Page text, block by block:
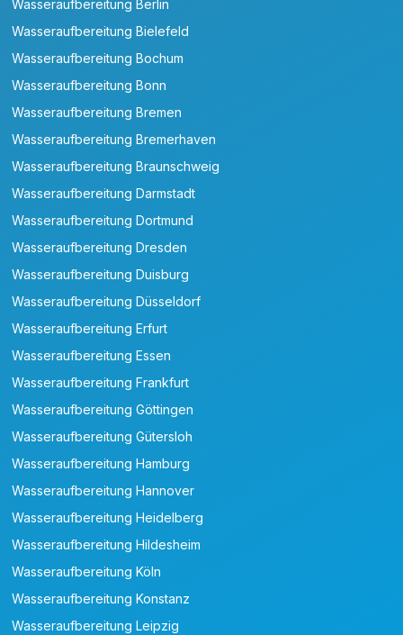
Wasseraufbereitung Berlin
Wasseraufbereitung Bielefeld
Wasseraufbereitung Bochum
Wasseraufbereitung Bonn
Wasseraufbereitung Bremen
Wasseraufbereitung Bremerhaven
Wasseraufbereitung Braunschweig
Wasseraufbereitung Darmstadt
Wasseraufbereitung Dortmund
Wasseraufbereitung Dresden
Wasseraufbereitung Duisburg
Wasseraufbereitung Düsseldorf
Wasseraufbereitung Erfurt
Wasseraufbereitung Essen
Wasseraufbereitung Frankfurt
Wasseraufbereitung Göttingen
Wasseraufbereitung Gütersloh
Wasseraufbereitung Hamburg
Wasseraufbereitung Hannover
Wasseraufbereitung Heidelberg
Wasseraufbereitung Hildesheim
Wasseraufbereitung Köln
Wasseraufbereitung Konstanz
Wasseraufbereitung Leipzig